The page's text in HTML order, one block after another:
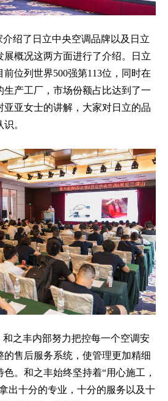
绍了日立中央空调品牌以及日立
展概况这两方面进行了介绍。日立
位列世界500强第113位，同时在
生产工厂，市场份额占比达到了一
亚亚女士的讲解，大家对日立的品
。
之丰内部努力把控每一个空调安
的售后服务系统，使管理更加精细
。和之丰始终坚持着“用心施工，
出十分的专业，十分的服务以及十